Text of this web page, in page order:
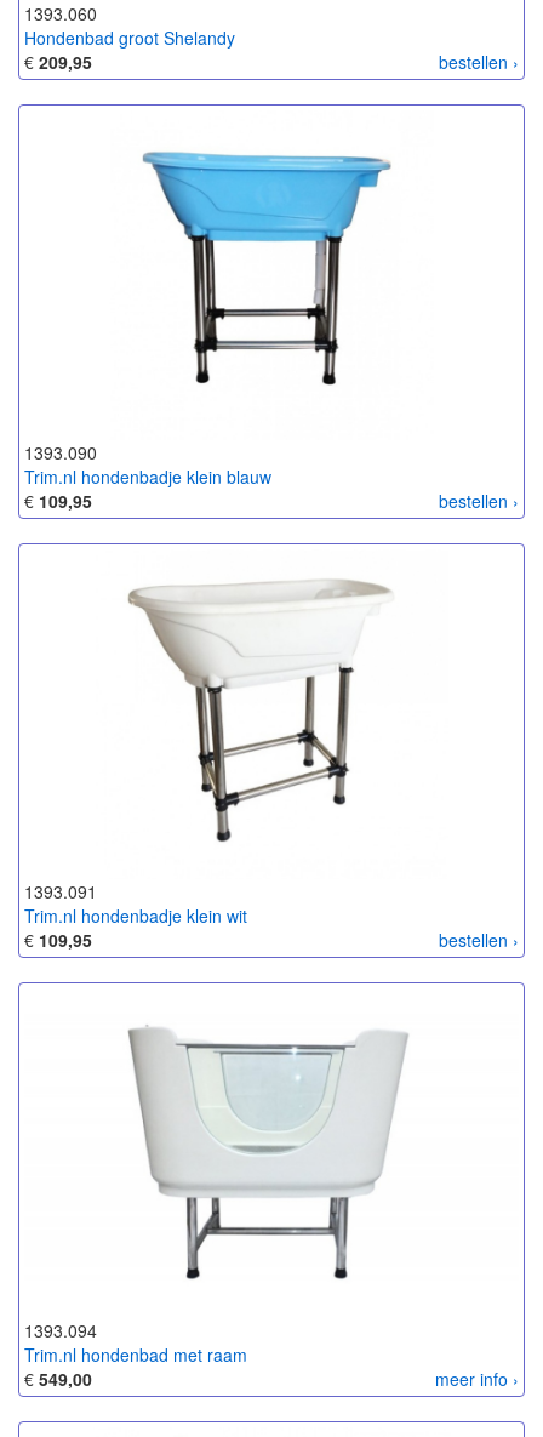
1393.060
Hondenbad groot Shelandy
bestellen ›
€ 209,95
1393.090
Trim.nl hondenbadje klein blauw
bestellen ›
€ 109,95
1393.091
Trim.nl hondenbadje klein wit
bestellen ›
€ 109,95
1393.094
Trim.nl hondenbad met raam
meer info ›
€ 549,00